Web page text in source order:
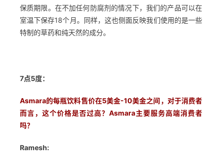
保质期限。在不加任何防腐剂的情况下，我们的产品可以在
室温下保存18个月。同样，这也侧面反映我们使用的是一些
特制的草药和纯天然的成分。
7点5度：
Asmara的每瓶饮料售价在5美金-10美金之间，对于消费者
而言，这个价格是否过高？Asmara主要服务高端消费者
吗？
Ramesh: